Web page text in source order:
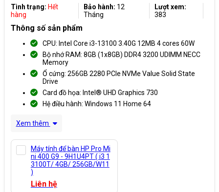
Tình trạng: Hết
hàng
Bảo hành: 12
Tháng
Lượt xem:
383
Thông số sản phẩm
CPU: Intel Core i3-13100 3.40G 12MB 4 cores 60W
Bộ nhớ RAM: 8GB (1x8GB) DDR4 3200 UDIMM NECC
Memory
Ổ cứng: 256GB 2280 PCIe NVMe Value Solid State
Drive
Card đồ họa: Intel® UHD Graphics 730
Hệ điều hành: Windows 11 Home 64
Xem thêm
Máy tính để bàn HP Pro Mi
ni 400 G9 - 9H1U4PT ( i3 1
3100T/ 4GB/ 256GB/W11
)
Liên hệ